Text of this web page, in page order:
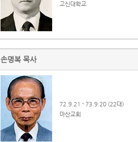
고신대학교
손명복 목사
72.9.21 - 73.9.20 (22대)
마산교회